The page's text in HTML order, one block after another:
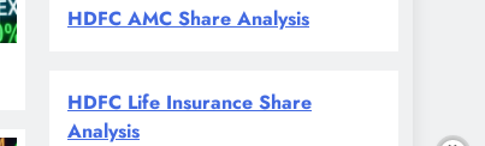
HDFC AMC Share Analysis
HDFC Life Insurance Share
Analysis